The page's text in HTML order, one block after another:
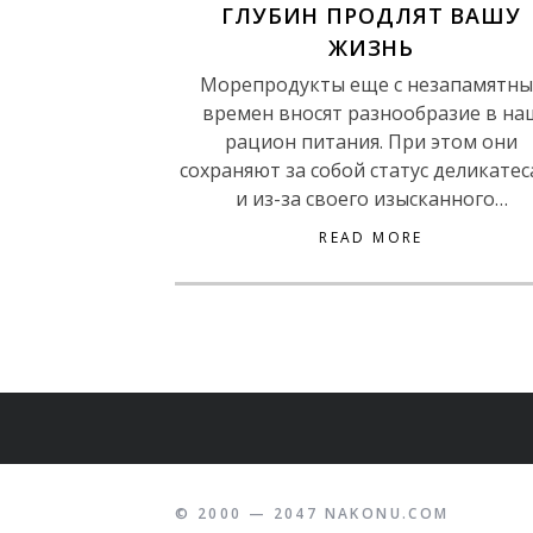
ГЛУБИН ПРОДЛЯТ ВАШУ
ЖИЗНЬ
Морепродукты еще с
времен вносят разнообразие в
рацион питания. При этом они
сохраняют за собой статус
и из-за своего изысканного…
READ MORE
© 2000 — 2047 NAKONU.COM